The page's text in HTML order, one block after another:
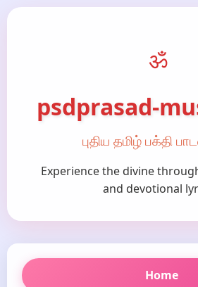
ॐ
psdprasad-
புதிய தமிழ் பக்தி
Experience the divine
and devotional
Home